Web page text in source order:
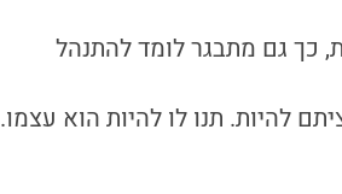
כך גם מתבגר לומד להתנהל
להיות. תנו לו להיות הוא עצמו.